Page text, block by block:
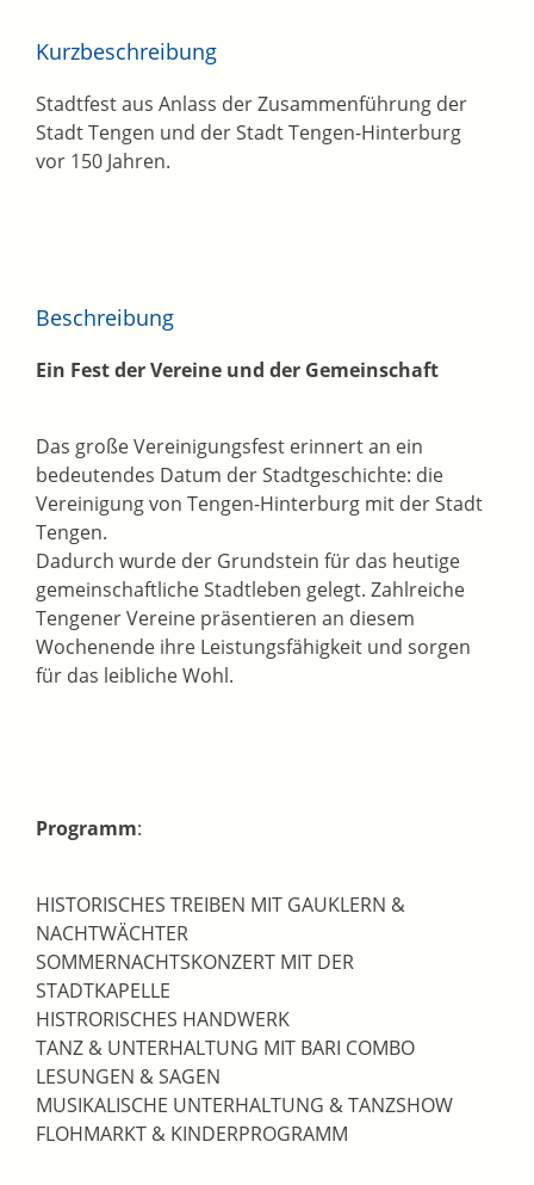
Kurzbeschreibung
Stadtfest aus Anlass der Zusammenführung der
Stadt Tengen und der Stadt Tengen-Hinterburg
vor 150 Jahren.
Beschreibung
Ein Fest der Vereine und der Gemeinschaft
Das große Vereinigungsfest erinnert an ein
bedeutendes Datum der Stadtgeschichte: die
Vereinigung von Tengen-Hinterburg mit der Stadt
Tengen.
Dadurch wurde der Grundstein für das heutige
gemeinschaftliche Stadtleben gelegt. Zahlreiche
Tengener Vereine präsentieren an diesem
Wochenende ihre Leistungsfähigkeit und sorgen
für das leibliche Wohl.
Programm:
HISTORISCHES TREIBEN MIT GAUKLERN &
NACHTWÄCHTER
SOMMERNACHTSKONZERT MIT DER
STADTKAPELLE
HISTRORISCHES HANDWERK
TANZ & UNTERHALTUNG MIT BARI COMBO
LESUNGEN & SAGEN
MUSIKALISCHE UNTERHALTUNG & TANZSHOW
FLOHMARKT & KINDERPROGRAMM